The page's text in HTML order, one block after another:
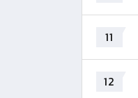
11
12